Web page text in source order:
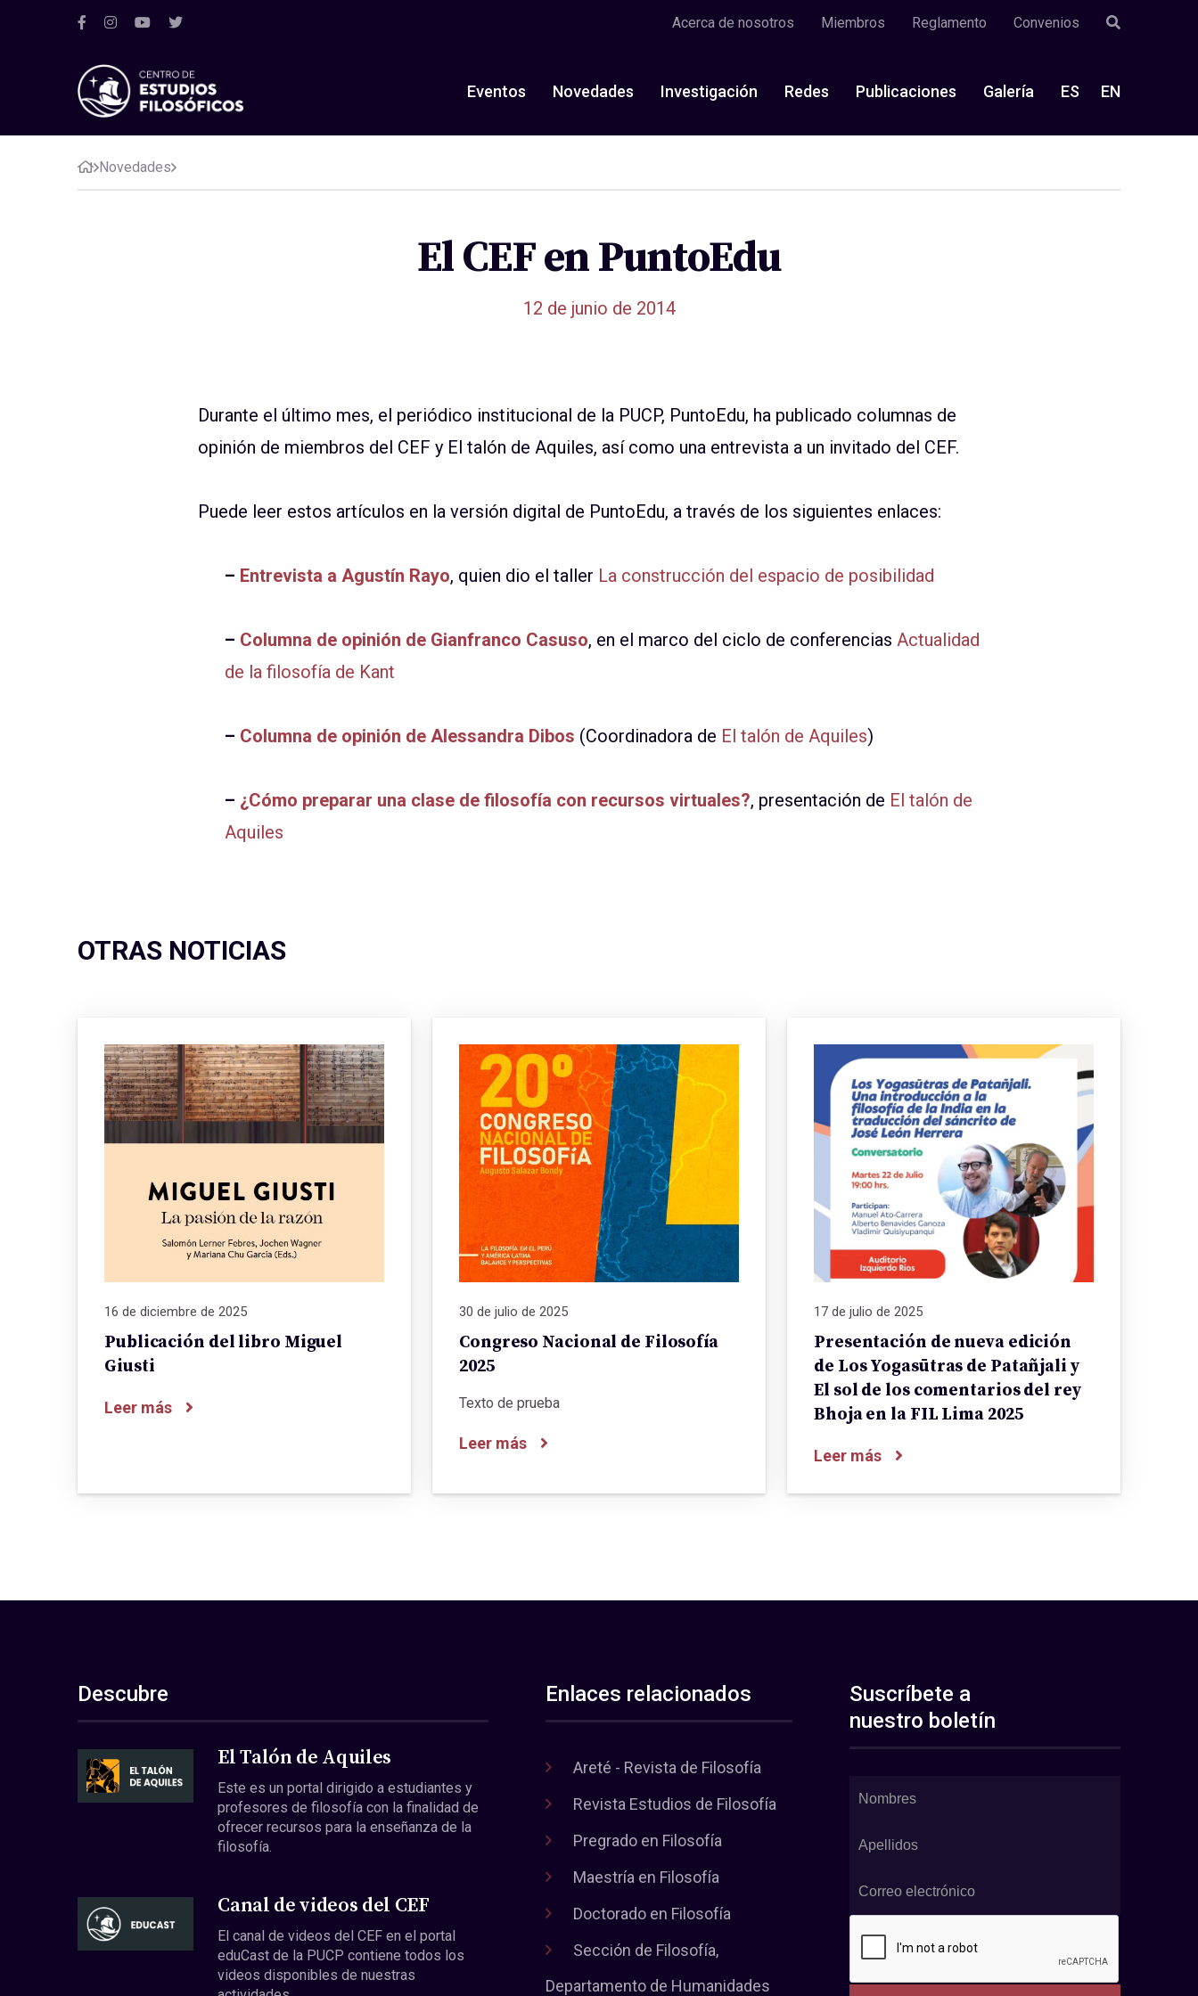
Acerca de nosotros Miembros Reglamento Convenios
Eventos Novedades Investigación Redes Publicaciones Galería ES EN
Novedades
El CEF en PuntoEdu
12 de junio de 2014
Durante el último mes, el periódico institucional de la PUCP, PuntoEdu, ha publicado columnas de
opinión de miembros del CEF y El talón de Aquiles, así como una entrevista a un invitado del CEF.
Puede leer estos artículos en la versión digital de PuntoEdu, a través de los siguientes enlaces:
– Entrevista a Agustín Rayo, quien dio el taller La construcción del espacio de posibilidad
– Columna de opinión de Gianfranco Casuso, en el marco del ciclo de conferencias Actualidad
de la filosofía de Kant
– Columna de opinión de Alessandra Dibos (Coordinadora de El talón de Aquiles)
– ¿Cómo preparar una clase de filosofía con recursos virtuales?, presentación de El talón de
Aquiles
OTRAS NOTICIAS
16 de diciembre de 2025
Publicación del libro Miguel
Giusti
Leer más
30 de julio de 2025
Congreso Nacional de Filosofía
2025
Texto de prueba
Leer más
17 de julio de 2025
Presentación de nueva edición
de Los Yogasūtras de Patañjali y
El sol de los comentarios del rey
Bhoja en la FIL Lima 2025
Leer más
Descubre
El Talón de Aquiles
Este es un portal dirigido a estudiantes y
profesores de filosofía con la finalidad de
ofrecer recursos para la enseñanza de la
filosofía.
Canal de videos del CEF
El canal de videos del CEF en el portal
eduCast de la PUCP contiene todos los
videos disponibles de nuestras
Enlaces relacionados
Areté - Revista de Filosofía
Revista Estudios de Filosofía
Pregrado en Filosofía
Maestría en Filosofía
Doctorado en Filosofía
Sección de Filosofía,
Departamento de Humanidades
Suscríbete a
nuestro boletín